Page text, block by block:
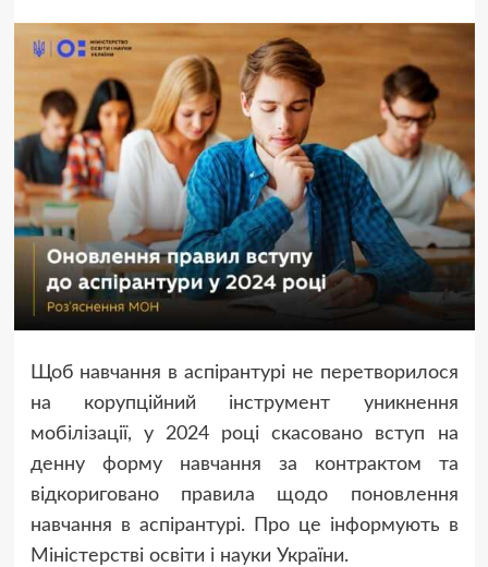
Щоб навчання в аспірантурі не перетворилося
на корупційний інструмент уникнення
мобілізації, у 2024 році скасовано вступ на
денну форму навчання за контрактом та
відкориговано правила щодо поновлення
навчання в аспірантурі. Про це інформують в
Міністерстві освіти і науки України.